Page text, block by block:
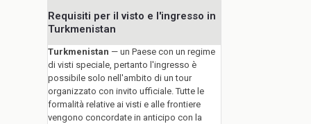
Requisiti per il visto e l'ingresso in
Turkmenistan
Turkmenistan — un Paese con un regime
di visti speciale, pertanto l'ingresso è
possibile solo nell'ambito di un tour
organizzato con invito ufficiale. Tutte le
formalità relative ai visti e alle frontiere
vengono concordate in anticipo con la